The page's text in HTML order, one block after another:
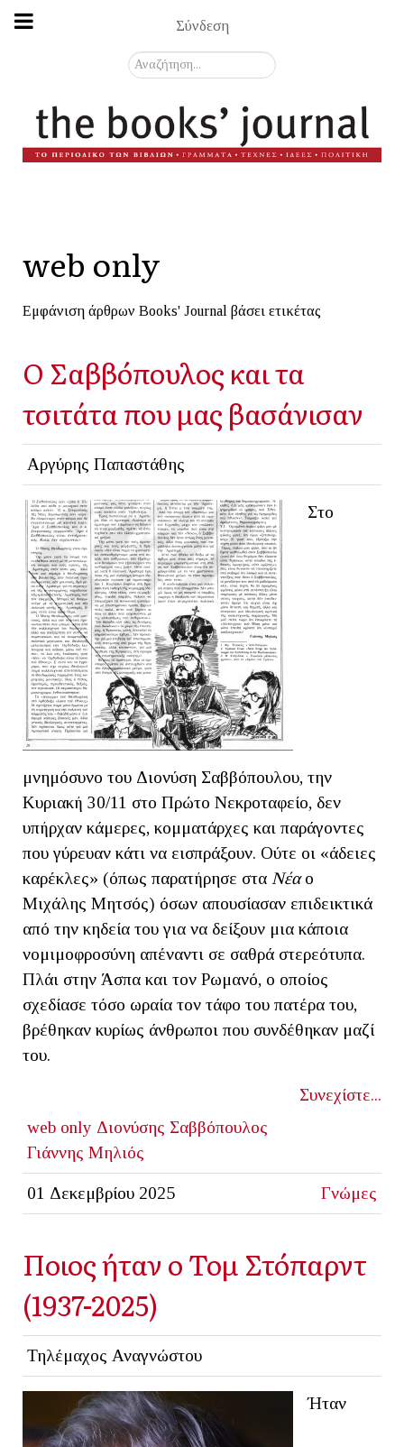
Σύνδεση
Αναζήτηση...
web only
Εμφάνιση άρθρων Books' Journal βάσει ετικέτας
Ο Σαββόπουλος και τα
τσιτάτα που μας βασάνισαν
Αργύρης Παπαστάθης
Στο
μνημόσυνο του Διονύση Σαββόπουλου, την
Κυριακή 30/11 στο Πρώτο Νεκροταφείο, δεν
υπήρχαν κάμερες, κομματάρχες και παράγοντες
που γύρευαν κάτι να εισπράξουν. Ούτε οι «άδειες
καρέκλες» (όπως παρατήρησε στα Νέαο
Μιχάλης Μητσός) όσων απουσίασαν επιδεικτικά
από την κηδεία του για να δείξουν μια κάποια
νομιμοφροσύνη απέναντι σε σαθρά στερεότυπα.
Πλάι στην Άσπα και τον Ρωμανό, ο οποίος
σχεδίασε τόσο ωραία τον τάφο του πατέρα του,
βρέθηκαν κυρίως άνθρωποι που συνδέθηκαν μαζί
του.
Συνεχίστε...
web only Διονύσης Σαββόπουλος
Γιάννης Μηλιός
01 Δεκεμβρίου 2025 Γνώμες
Ποιος ήταν ο Τομ Στόπαρντ
(1937-2025)
Τηλέμαχος Αναγνώστου
Ήταν